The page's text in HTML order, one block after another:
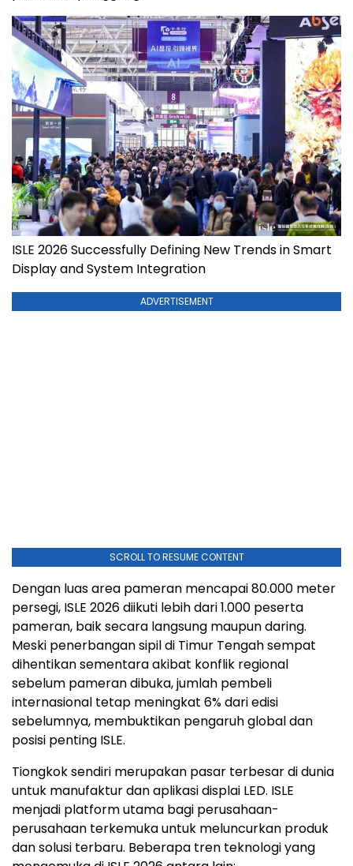
ISLE 2026 Successfully Defining New Trends in Smart
Display and System Integration
ADVERTISEMENT
SCROLL TO RESUME CONTENT
Dengan luas area pameran mencapai 80.000 meter
persegi, ISLE 2026 diikuti lebih dari 1.000 peserta
pameran, baik secara langsung maupun daring.
Meski penerbangan sipil di Timur Tengah sempat
dihentikan sementara akibat konflik regional
sebelum pameran dibuka, jumlah pembeli
internasional tetap meningkat 6% dari edisi
sebelumnya, membuktikan pengaruh global dan
posisi penting ISLE.
Tiongkok sendiri merupakan pasar terbesar di dunia
untuk manufaktur dan aplikasi displai LED. ISLE
menjadi platform utama bagi perusahaan-
perusahaan terkemuka untuk meluncurkan produk
dan solusi terbaru. Beberapa tren teknologi yang